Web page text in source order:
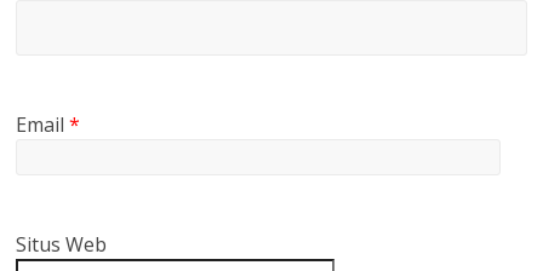
Email*
Situs Web